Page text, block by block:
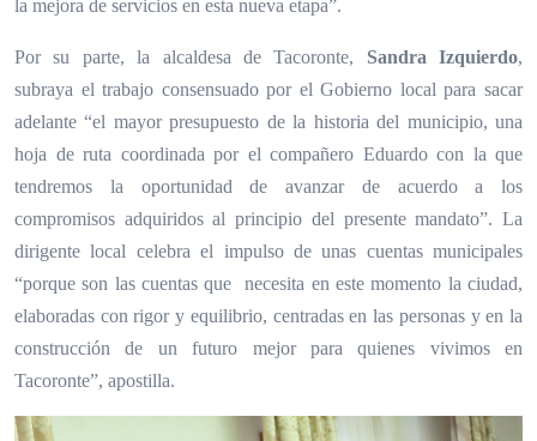
la mejora de servicios en esta nueva etapa”.
Por su parte, la alcaldesa de Tacoronte, Sandra Izquierdo,
subraya el trabajo consensuado por el Gobierno local para sacar
adelante “el mayor presupuesto de la historia del municipio, una
hoja de ruta coordinada por el compañero Eduardo con la que
tendremos la oportunidad de avanzar de acuerdo a los
compromisos adquiridos al principio del presente mandato”. La
dirigente local celebra el impulso de unas cuentas municipales
“porque son las cuentas que necesita en este momento la ciudad,
elaboradas con rigor y equilibrio, centradas en las personas y en la
construcción de un futuro mejor para quienes vivimos en
Tacoronte”, apostilla.